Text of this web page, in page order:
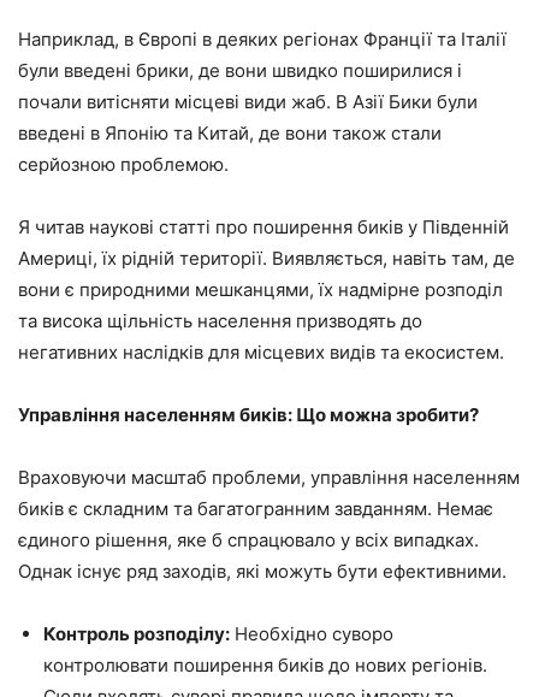
Наприклад, в Європі в деяких регіонах Франції та Італії
були введені брики, де вони швидко поширилися і
почали витісняти місцеві види жаб. В Азії Бики були
введені в Японію та Китай, де вони також стали
серйозною проблемою.
Я читав наукові статті про поширення биків у Південній
Америці, їх рідній території. Виявляється, навіть там, де
вони є природними мешканцями, їх надмірне розподіл
та висока щільність населення призводять до
негативних наслідків для місцевих видів та екосистем.
Управління населенням биків: Що можна зробити?
Враховуючи масштаб проблеми, управління населенням
биків є складним та багатогранним завданням. Немає
єдиного рішення, яке б спрацювало у всіх випадках.
Однак існує ряд заходів, які можуть бути ефективними.
Контроль розподілу: Необхідно суворо
контролювати поширення биків до нових регіонів.